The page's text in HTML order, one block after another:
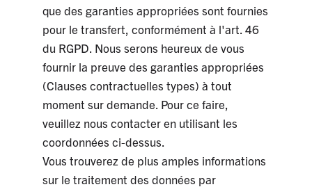
que des garanties appropriées sont fournies
pour le transfert, conformément à l'art. 46
du RGPD. Nous serons heureux de vous
fournir la preuve des garanties appropriées
(Clauses contractuelles types) à tout
moment sur demande. Pour ce faire,
veuillez nous contacter en utilisant les
coordonnées ci-dessus.
Vous trouverez de plus amples informations
sur le traitement des données par